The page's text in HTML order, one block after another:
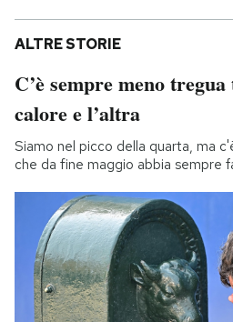
ALTRE STORIE
C’è sempre meno
calore e l’altra
Siamo nel picco della quarta, ma
che da fine maggio abbia sempre